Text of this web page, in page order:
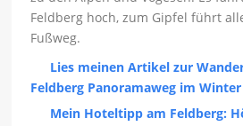
Feldberg hoch, zum Gipfel führt
Fußweg.
Lies meinen Artikel zur
Feldberg Panoramaweg im Winter
Mein Hoteltipp am Feldberg: